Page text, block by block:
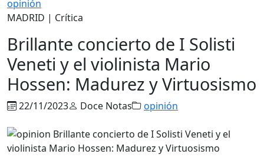
opinión
MADRID | Crítica
Brillante concierto de I Solisti
Veneti y el violinista Mario
Hossen: Madurez y Virtuosismo
22/11/2023 Doce Notas opinión